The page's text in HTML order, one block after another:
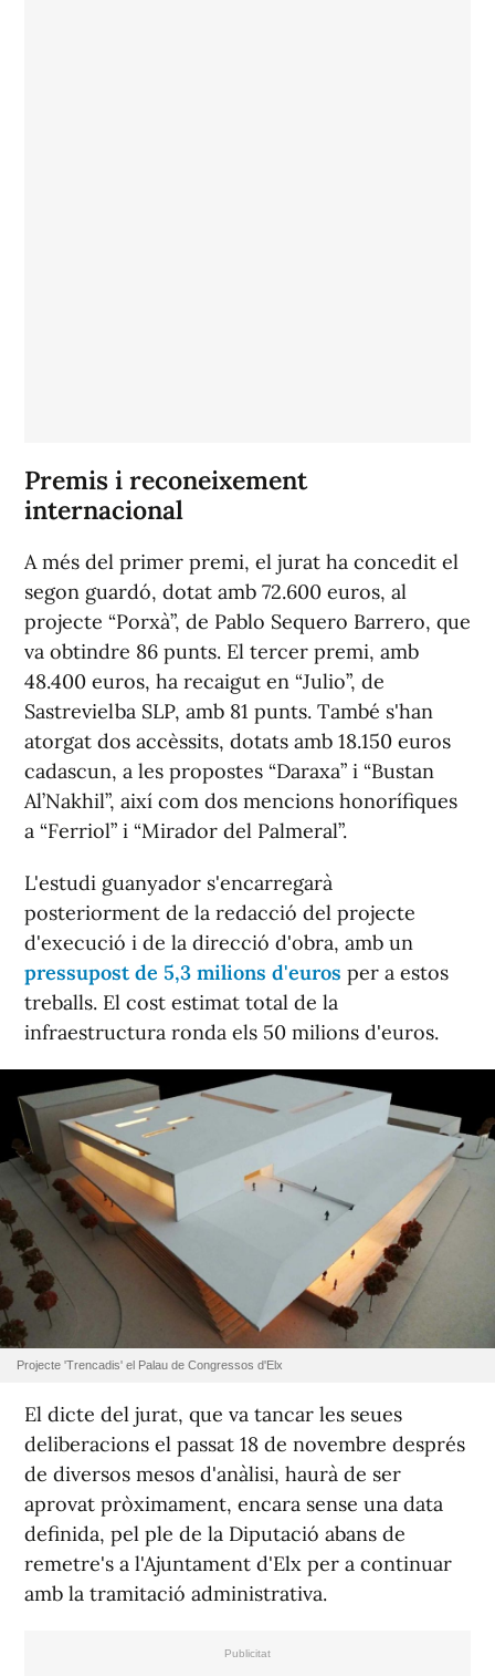
Premis i reconeixement
internacional
A més del primer premi, el jurat ha concedit el
segon guardó, dotat amb 72.600 euros, al
projecte “Porxà”, de Pablo Sequero Barrero, que
va obtindre 86 punts. El tercer premi, amb
48.400 euros, ha recaigut en “Julio”, de
Sastrevielba SLP, amb 81 punts. També s'han
atorgat dos accèssits, dotats amb 18.150 euros
cadascun, a les propostes “Daraxa” i “Bustan
Al’Nakhil”, així com dos mencions honorífiques
a “Ferriol” i “Mirador del Palmeral”.
L'estudi guanyador s'encarregarà
posteriorment de la redacció del projecte
d'execució i de la direcció d'obra, amb un
pressupost de 5,3 milions d'euros per a estos
treballs. El cost estimat total de la
infraestructura ronda els 50 milions d'euros.
Projecte 'Trencadis' el Palau de Congressos d'Elx
El dicte del jurat, que va tancar les seues
deliberacions el passat 18 de novembre després
de diversos mesos d'anàlisi, haurà de ser
aprovat pròximament, encara sense una data
definida, pel ple de la Diputació abans de
remetre's a l'Ajuntament d'Elx per a continuar
amb la tramitació administrativa.